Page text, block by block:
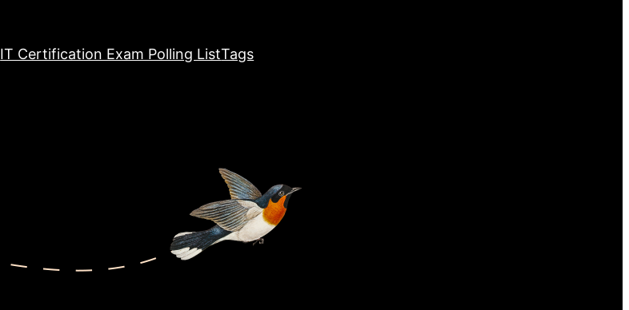
IT Certification Exam Polling ListTags